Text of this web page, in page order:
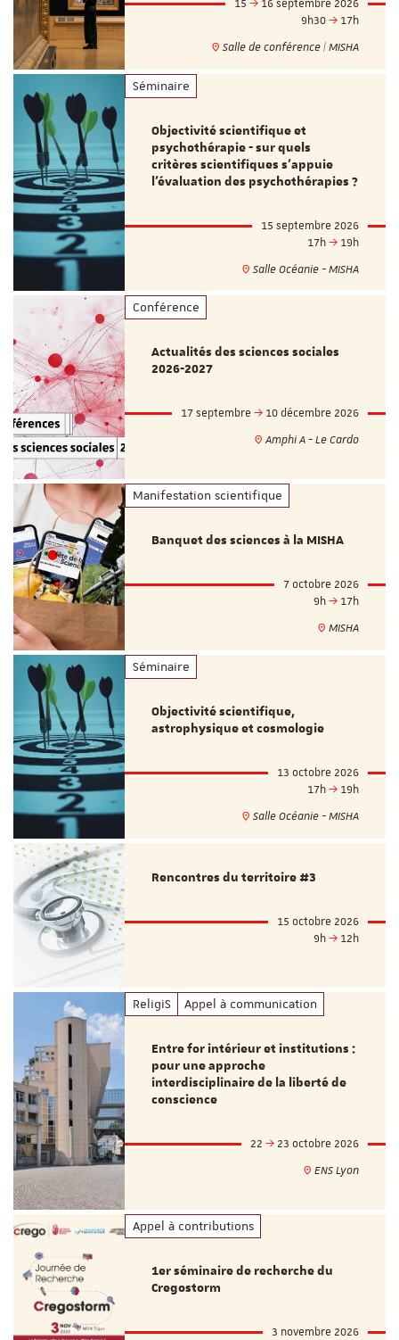
15
16 septembre 2026
9h30
17h
Salle de conférence | MISHA
Séminaire
Objectivité scientifique et
psychothérapie - sur quels
critères scientifiques s'appuie
l'évaluation des psychothérapies ?
15 septembre 2026
17h
19h
Salle Océanie - MISHA
Conférence
Actualités des sciences sociales
2026-2027
17 septembre
10 décembre 2026
Amphi A - Le Cardo
Manifestation scientifique
Banquet des sciences à la MISHA
7 octobre 2026
9h
17h
MISHA
Séminaire
Objectivité scientifique,
astrophysique et cosmologie
13 octobre 2026
17h
19h
Salle Océanie - MISHA
Rencontres du territoire #3
15 octobre 2026
9h
12h
ReligiS Appel à communication
Entre for intérieur et institutions :
pour une approche
interdisciplinaire de la liberté de
conscience
22
23 octobre 2026
ENS Lyon
Appel à contributions
1er séminaire de recherche du
Cregostorm
3 novembre 2026